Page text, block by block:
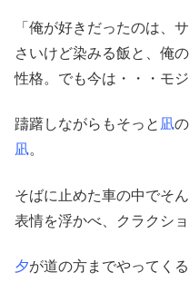
「俺が好きだったのは、
さいけど染みる飯と、俺
性格。でも今は・・・モ
躊躇しながらもそっと 凪
凪。
そばに止めた車の中でそ
表情を浮かべ、クラクショ
夕が道の方までやってく